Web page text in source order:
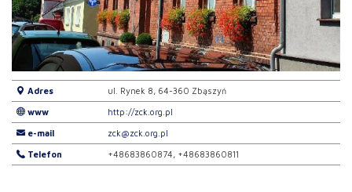
Adres ul. Rynek 8, 64-360 Zbąszyń
www http://zck.org.pl
e-mail zck@zck.org.pl
Telefon +48683860874, +48683860811